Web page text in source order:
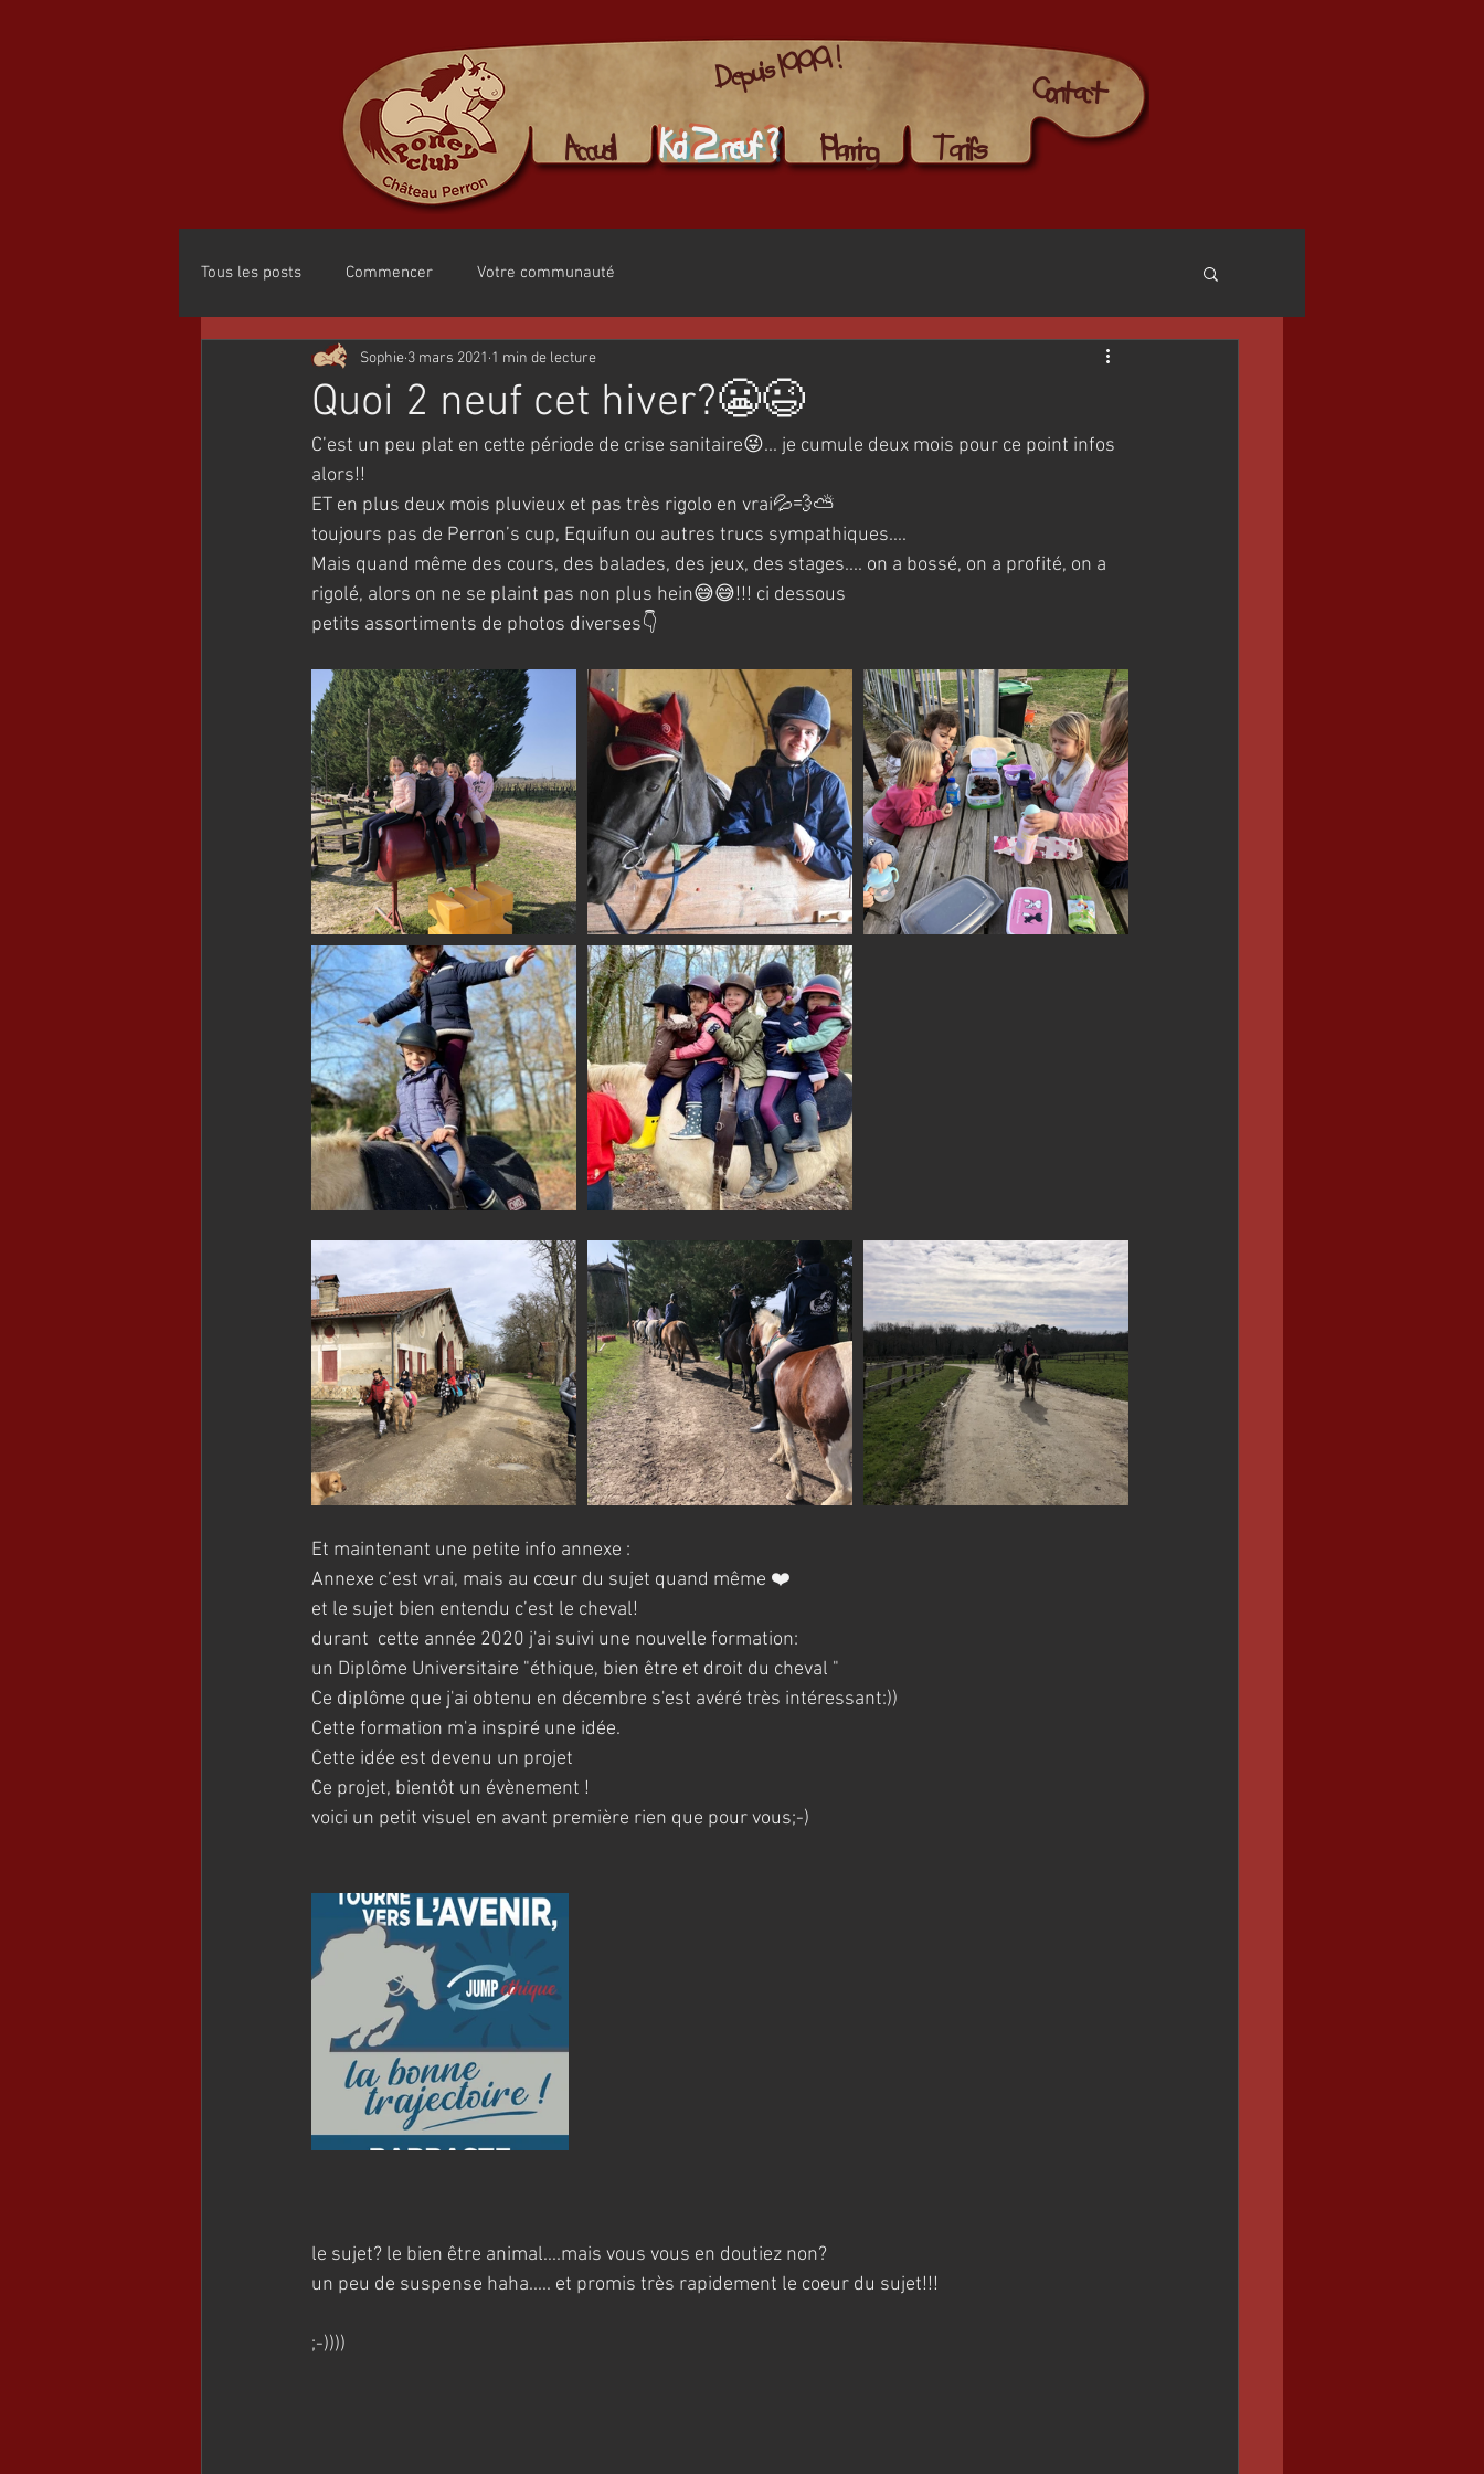
Planning
Accueil
Contact
Tarifs
Depuis 1999 !
Koi 2 neuf ?
Tous les posts Commencer Votre communauté
Quoi 2 neuf cet hiver?😬😉
Sophie 3 mars 2021 1 min de lecture
C’est un peu plat en cette période de crise sanitaire😜... je cumule deux mois pour ce point infos
alors!!
ET en plus deux mois pluvieux et pas très rigolo en vrai💦💨⛅️
toujours pas de Perron’s cup, Equifun ou autres trucs sympathiques....
Mais quand même des cours, des balades, des jeux, des stages.... on a bossé, on a profité, on a
rigolé, alors on ne se plaint pas non plus hein😅😅!!! ci dessous
petits assortiments de photos diverses👇
Et maintenant une petite info annexe :
Annexe c’est vrai, mais au cœur du sujet quand même ❤️
et le sujet bien entendu c’est le cheval!
durant  cette année 2020 j'ai suivi une nouvelle formation:
un Diplôme Universitaire "éthique, bien être et droit du cheval "
Ce diplôme que j'ai obtenu en décembre s'est avéré très intéressant:))
Cette formation m'a inspiré une idée.
Cette idée est devenu un projet
Ce projet, bientôt un évènement !
voici un petit visuel en avant première rien que pour vous;-)
le sujet? le bien être animal....mais vous vous en doutiez non?
un peu de suspense haha..... et promis très rapidement le coeur du sujet!!!
;-))))